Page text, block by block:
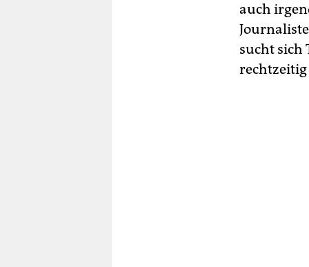
auch
sucht sich
rechtzeitig